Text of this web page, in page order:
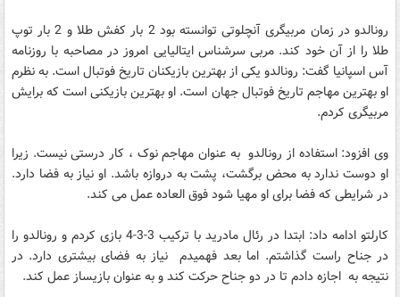
رونالدو در زمان مربیگری آنچلوتی توانسته بود 2 بار کفش طلا و 2 بار توپ
طلا را از آن خود کند. مربی سرشناس ایتالیایی امروز در مصاحبه با روزنامه
آس اسپانیا گفت: رونالدو یکی از بهترین بازیکنان تاریخ فوتبال است. به نظرم
او بهترین مهاجم تاریخ فوتبال جهان است. او بهترین بازیکنی است که برایش
مربیگری کردم.
وی افزود: استفاده از رونالدو به عنوان مهاجم نوک ، کار درستی نیست. زیرا
او دوست ندارد به محض برگشت، پشت به دروازه باشد. او نیاز به فضا دارد.
در شرایطی که فضا برای او مهیا شود فوق العاده عمل می کند.
کارلتو ادامه داد: ابتدا در رئال مادرید با ترکیب 3-3-4 بازی کردم و رونالدو را
در جناح راست گذاشتم. اما بعد فهمیدم نیاز به فضای بیشتری دارد. در
نتیجه به اجازه دادم تا در دو جناح حرکت کند و به عنوان بازیساز عمل کند.